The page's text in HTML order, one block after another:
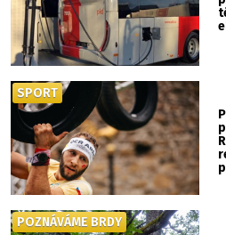
SPORT
POZNÁVÁME BRDY